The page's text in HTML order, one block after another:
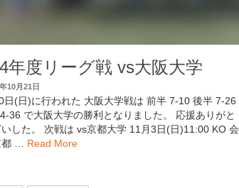
年度リーグ戦 vs大阪大学
10月21日
日(日)に行われた 大阪大学戦は 前半 7-10 後半 7-26
36 で大阪大学の勝利となりました。 応援ありがと
いした。 次戦は vs京都大学 11月3日(日)11:00 KO 会
都 … Read More